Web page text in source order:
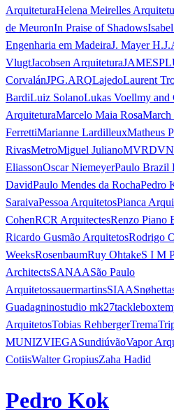
ArquiteturaHelena Meirelles
de MeuronIn Praise of Shadows
Engenharia em MadeiraJ. Mayer H.
VlugtJacobsen Arquitetura
CorvalánJPG.ARQLajedoLaurent
BardiLuiz SolanoLukas Voellmy and
ArquiteturaMarcelo Maia RosaMarch
FerrettiMarianne LardilleuxMatheus
RivasMetroMiguel JulianoMVRDV
EliassonOscar NiemeyerPaulo Brazil
DavidPaulo Mendes da RochaPedro
SaraivaPessoa ArquitetosPianca
CohenRCR ArquitectesRenzo Piano
Ricardo Gusmão ArquitetosRodrigo
WeeksRosenbaumRuy OhtakeS I M
ArchitectsSANAASão Paulo
ArquitetossauermartinsSIAASnøhetta
Guadagninostudio mk27tacklebox
ArquitetosTobias RehbergerTrema
MUNIZVIEGASundiúvãoVapor
CotiisWalter GropiusZaha Hadid
Pedro Kok